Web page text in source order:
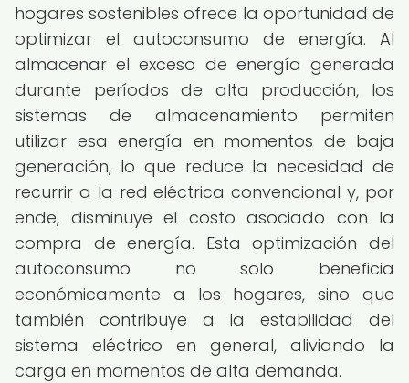
hogares sostenibles ofrece la oportunidad de
optimizar el autoconsumo de energía. Al
almacenar el exceso de energía generada
durante períodos de alta producción, los
sistemas de almacenamiento permiten
utilizar esa energía en momentos de baja
generación, lo que reduce la necesidad de
recurrir a la red eléctrica convencional y, por
ende, disminuye el costo asociado con la
compra de energía. Esta optimización del
autoconsumo no solo beneficia
económicamente a los hogares, sino que
también contribuye a la estabilidad del
sistema eléctrico en general, aliviando la
carga en momentos de alta demanda.